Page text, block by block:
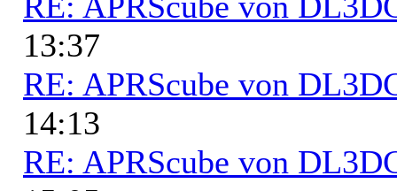
13:37
RE: APRScube von
14:13
RE: APRScube von